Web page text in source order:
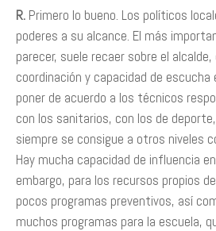
R. Primero lo bueno. Los políticos
poderes a su alcance. El más
parecer, suele recaer sobre el
coordinación y capacidad de
poner de acuerdo a los técnicos
con los sanitarios, con los de
siempre se consigue a otros niveles
Hay mucha capacidad de influencia
embargo, para los recursos propios
pocos programas preventivos, así
muchos programas para la escuela,